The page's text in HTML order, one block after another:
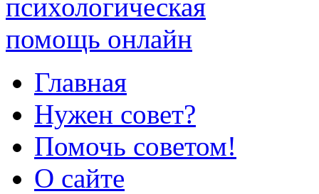
Главная
Нужен совет?
Помочь советом!
О сайте